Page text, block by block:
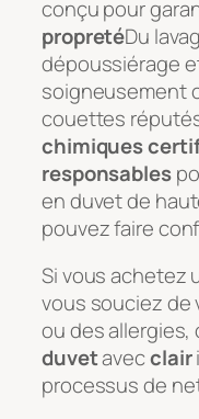
conçu pour
propretéDu
dépoussiérage
soigneusement
couettes
chimiques
responsables
en duvet de
pouvez faire
Si vous achetez
vous souciez de
ou des allergies,
duvetavecclair
processus de